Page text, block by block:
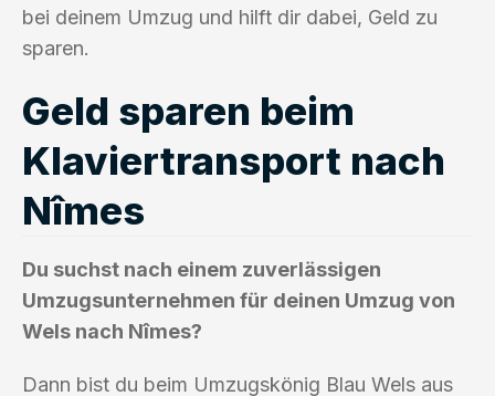
bei deinem Umzug und hilft dir dabei, Geld zu
sparen.
Geld sparen beim
Klaviertransport nach
Nîmes
Du suchst nach einem zuverlässigen
Umzugsunternehmen für deinen Umzug von
Wels nach Nîmes?
Dann bist du beim Umzugskönig Blau Wels aus